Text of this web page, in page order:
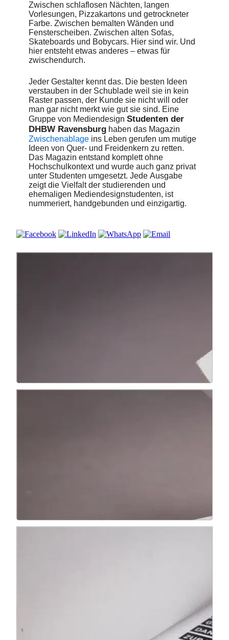
Zwischen schlaflosen Nächten, langen
Vorlesungen, Pizzakartons und getrockneter
Farbe. Zwischen bemalten Wänden und
Fensterscheiben. Zwischen alten Sofas,
Skateboards und Bobycars. Hier sind wir. Und
hier entsteht etwas anderes – etwas für
zwischendurch.
Jeder Gestalter kennt das. Die besten Ideen
verstauben in der Schublade weil sie in kein
Raster passen, der Kunde sie nicht will oder
man gar nicht merkt wie gut sie sind. Eine
Gruppe von Mediendesign Studenten der
DHBW Ravensburg haben das Magazin
Zwischenablage ins Leben gerufen um mutige
Ideen von Quer- und Freidenkern zu retten.
Das Magazin entstand komplett ohne
Hochschulkontext und wurde auch ganz privat
unter Studenten umgesetzt. Jede Ausgabe
zeigt die Vielfalt der studierenden und
ehemaligen Mediendesignstudenten, ist
nummeriert, handgebunden und einzigartig.